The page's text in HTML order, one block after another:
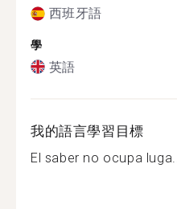
西班牙語
學
英語
我的語言學習目標
El saber no ocupa luga...